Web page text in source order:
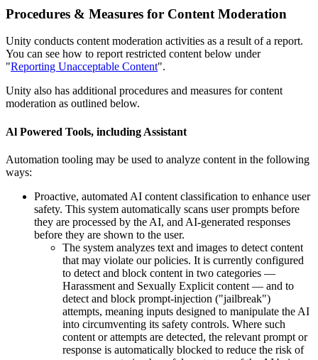
Procedures & Measures for Content Moderation
Unity conducts content moderation activities as a result of a report.
You can see how to report restricted content below under
"Reporting Unacceptable Content".
Unity also has additional procedures and measures for content
moderation as outlined below.
Al Powered Tools, including Assistant
Automation tooling may be used to analyze content in the following
ways:
Proactive, automated AI content classification to enhance user
safety. This system automatically scans user prompts before
they are processed by the AI, and AI-generated responses
before they are shown to the user.
The system analyzes text and images to detect content
that may violate our policies. It is currently configured
to detect and block content in two categories —
Harassment and Sexually Explicit content — and to
detect and block prompt-injection ("jailbreak")
attempts, meaning inputs designed to manipulate the AI
into circumventing its safety controls. Where such
content or attempts are detected, the relevant prompt or
response is automatically blocked to reduce the risk of